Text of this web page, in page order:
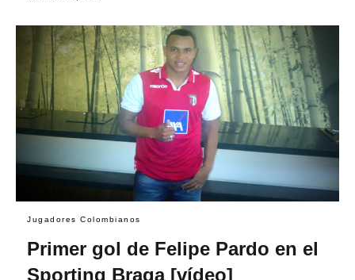
Jugadores Colombianos
Primer gol de Felipe Pardo en el
Sporting Braga [vídeo]